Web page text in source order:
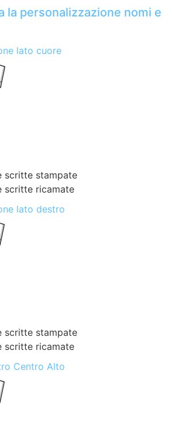
la personalizzazione nomi e
lato cuore
scritte stampate
scritte ricamate
lato destro
scritte stampate
scritte ricamate
Centro Alto